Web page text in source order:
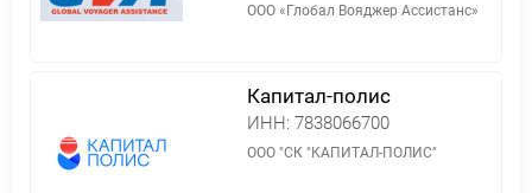
ООО «Глобал Вояджер Ассистанс»
Капитал-полис
ИНН: 7838066700
ООО "СК "КАПИТАЛ-ПОЛИС"